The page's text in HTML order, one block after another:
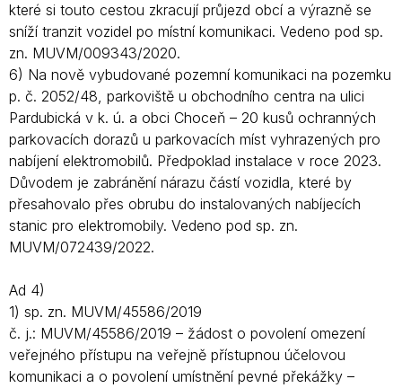
které si touto cestou zkracují průjezd obcí a výrazně se
sníží tranzit vozidel po místní komunikaci. Vedeno pod sp.
zn. MUVM/009343/2020.
6) Na nově vybudované pozemní komunikaci na pozemku
p. č. 2052/48, parkoviště u obchodního centra na ulici
Pardubická v k. ú. a obci Choceň – 20 kusů ochranných
parkovacích dorazů u parkovacích míst vyhrazených pro
nabíjení elektromobilů. Předpoklad instalace v roce 2023.
Důvodem je zabránění nárazu částí vozidla, které by
přesahovalo přes obrubu do instalovaných nabíjecích
stanic pro elektromobily. Vedeno pod sp. zn.
MUVM/072439/2022.
Ad 4)
1) sp. zn. MUVM/45586/2019
č. j.: MUVM/45586/2019 – žádost o povolení omezení
veřejného přístupu na veřejně přístupnou účelovou
komunikaci a o povolení umístnění pevné překážky –